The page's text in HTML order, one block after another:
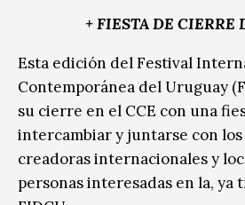
+ FIESTA DE CIERRE
Esta edición del Festival
Contemporánea del Uruguay
su cierre en el CCE con una
intercambiar y juntarse con los
creadoras internacionales y
personas interesadas en la, ya